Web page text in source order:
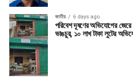
জাতীয় 6 days ago
পরিবেশ দূষণের অভিযোগের জেরে
ভাঙচুর, ১০ লাখ টাকা লুটের